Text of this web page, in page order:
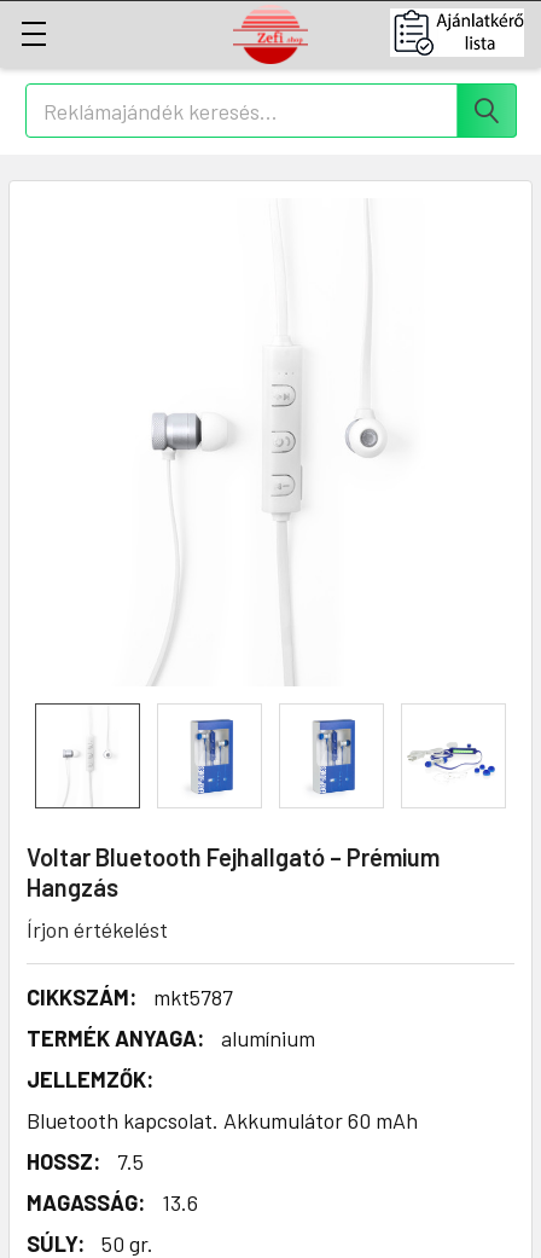
Keresés
Voltar Bluetooth Fejhallgató – Prémium
Hangzás
Írjon értékelést
CIKKSZÁM:
mkt5787
TERMÉK ANYAGA:
alumínium
JELLEMZŐK:
Bluetooth kapcsolat. Akkumulátor 60 mAh
HOSSZ:
7.5
MAGASSÁG:
13.6
SÚLY:
50 gr.